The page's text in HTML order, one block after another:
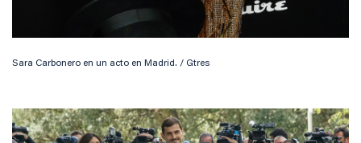
Sara Carbonero en un acto en Madrid. / Gtres